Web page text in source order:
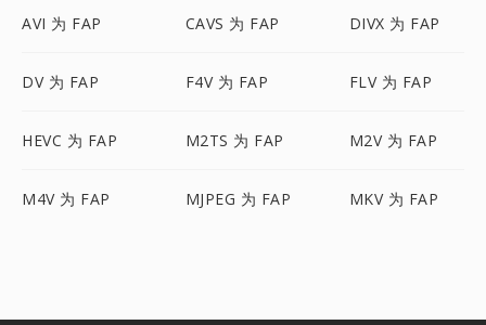
AVI 为 FAP CAVS 为 FAP DIVX 为 FAP
DV 为 FAP F4V 为 FAP FLV 为 FAP
HEVC 为 FAP M2TS 为 FAP M2V 为 FAP
M4V 为 FAP MJPEG 为 FAP MKV 为 FAP